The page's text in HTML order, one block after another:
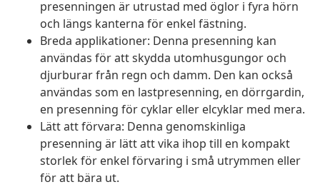
presenningen är utrustad med öglor i fyra hörn
och längs kanterna för enkel fästning.
Breda applikationer: Denna presenning kan
användas för att skydda utomhusgungor och
djurburar från regn och damm. Den kan också
användas som en lastpresenning, en dörrgardin,
en presenning för cyklar eller elcyklar med mera.
Lätt att förvara: Denna genomskinliga
presenning är lätt att vika ihop till en kompakt
storlek för enkel förvaring i små utrymmen eller
för att bära ut.